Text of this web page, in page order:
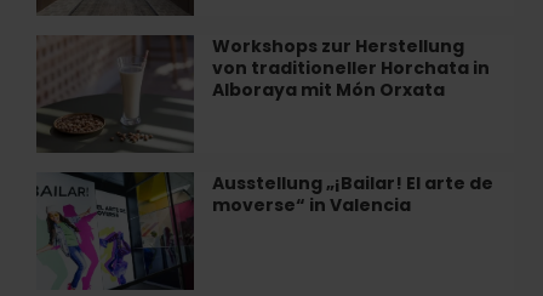
Bombas
Gens
Workshops zur Herstellung
von traditioneller Horchata in
Alboraya mit Món Orxata
Workshops
Herstellung
von
traditioneller
Horchata
in
Alboraya
mit
Món
Ausstellung „¡Bailar! El arte de
moverse“ in Valencia
Ausstellung
„¡Bailar!
El
arte